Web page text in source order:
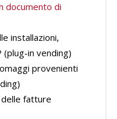
documento di
installazioni,
(plug-in vending)
provenienti
fatture